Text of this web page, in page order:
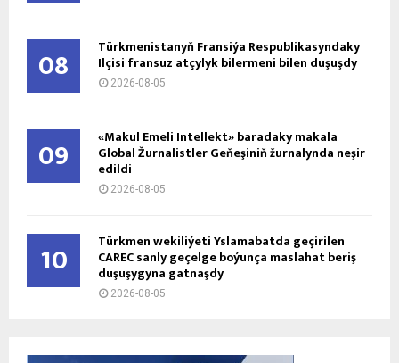
08 Türkmenistanyň Fransiýa Respublikasyndaky
Ilçisi fransuz atçylyk bilermeni bilen duşuşdy
2026-08-05
09 «Makul Emeli Intellekt» baradaky makala
Global Žurnalistler Geňeşiniň žurnalynda neşir
edildi
2026-08-05
10 Türkmen wekiliýeti Yslamabatda geçirilen
CAREC sanly geçelge boýunça maslahat beriş
duşuşygyna gatnaşdy
2026-08-05